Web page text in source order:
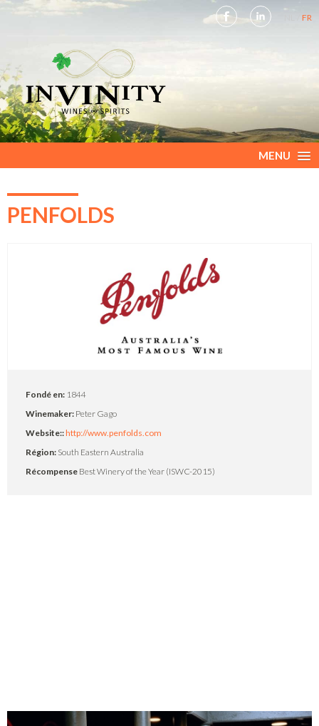
FR
MENU
PENFOLDS
Fondé en: 1844
Winemaker: Peter Gago
Website::http://www.penfolds.com
Région: South Eastern Australia
Récompense Best Winery of the Year (ISWC-2015)